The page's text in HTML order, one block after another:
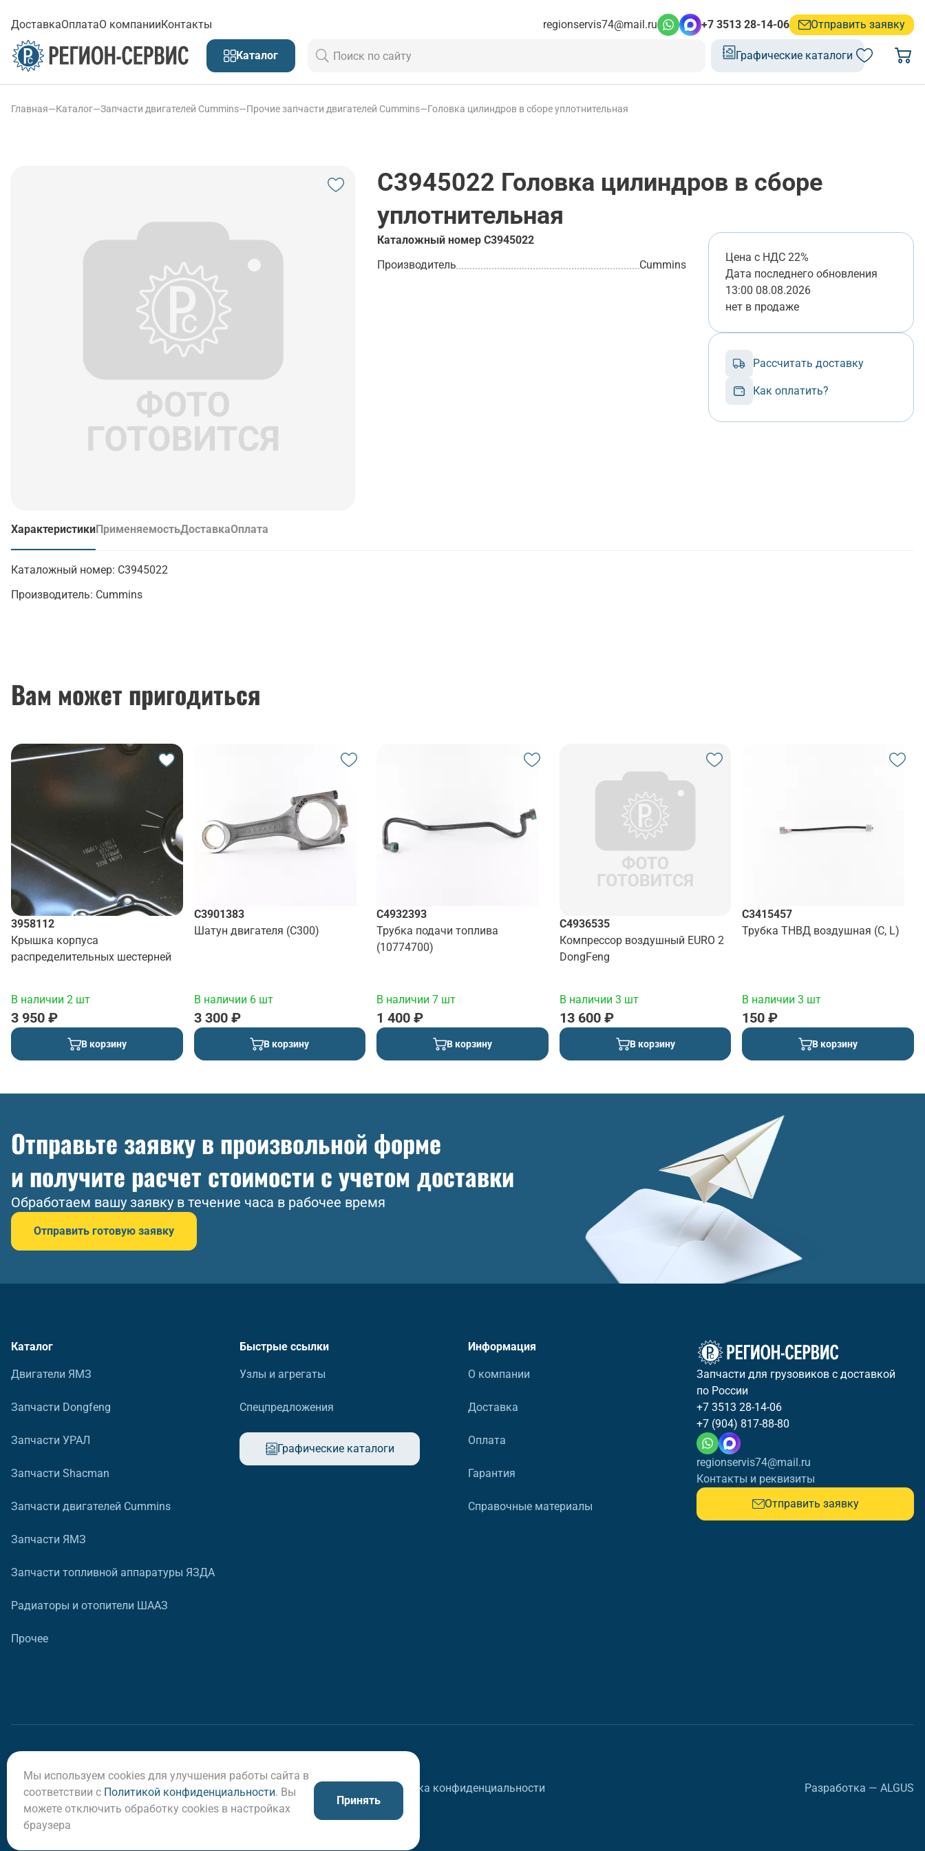
ДоставкаОплатаО компанииКонтакты regionservis74@mail.ru +7 3513 28-14-06 Отправить заявку
Каталог Графические каталоги
Главная—Каталог—Запчасти двигателей Cummins—Прочие запчасти двигателей Cummins—Головка цилиндров в сборе уплотнительная
C3945022 Головка цилиндров в сборе
уплотнительная
Каталожный номер C3945022
Производитель
Cummins
Цена с НДС 22%
Дата последнего обновления
13:00 08.08.2026
нет в продаже
Рассчитать доставку
Как оплатить?
Характеристики
(активная вкладка)
ПрименяемостьДоставкаОплата
Каталожный номер: C3945022
Производитель: Cummins
Вам может пригодиться
3958112
Крышка корпуса
распределительных шестерней
В наличии 2 шт
3 950 ₽
В корзину
C3901383
Шатун двигателя (С300)
В наличии 6 шт
3 300 ₽
В корзину
C4932393
Трубка подачи топлива
(10774700)
В наличии 7 шт
1 400 ₽
В корзину
C4936535
Компрессор воздушный EURO 2
DongFeng
В наличии 3 шт
13 600 ₽
В корзину
C3415457
Трубка ТНВД воздушная (C, L)
В наличии 3 шт
150 ₽
В корзину
Отправьте заявку в произвольной форме
и получите расчет стоимости с учетом доставки
Обработаем вашу заявку в течение часа в рабочее время
Отправить готовую заявку
Каталог
Двигатели ЯМЗ
Запчасти Dongfeng
Запчасти УРАЛ
Запчасти Shacman
Запчасти двигателей Cummins
Запчасти ЯМЗ
Запчасти топливной аппаратуры ЯЗДА
Радиаторы и отопители ШААЗ
Прочее
Быстрые ссылки
Узлы и агрегаты
Спецпредложения
Графические каталоги
Информация
О компании
Доставка
Оплата
Гарантия
Справочные материалы
Запчасти для грузовиков с доставкой
по России
+7 3513 28-14-06
+7 (904) 817-88-80
regionservis74@mail.ru
Контакты и реквизиты
Отправить заявку
© ООО «Регион-Сервис», 2026 Политика конфиденциальности Разработка — ALGUS
Мы используем cookies для улучшения работы сайта в
соответствии с Политикой конфиденциальности. Вы
можете отключить обработку cookies в настройках
браузера
Принять